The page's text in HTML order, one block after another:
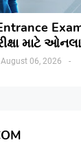
માટે
સંપૂર્ણ પ્રક્રિયા
-
August 06, 2026